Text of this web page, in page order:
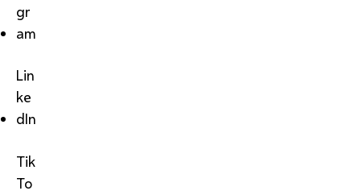
gr
am
Lin
ke
dIn
Tik
To